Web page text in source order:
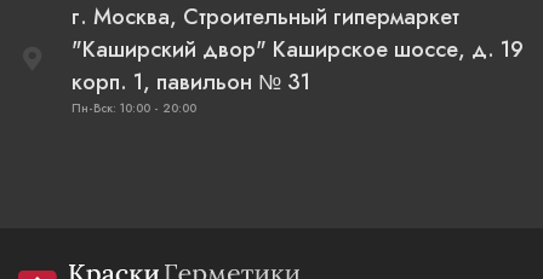
г. Москва, Строительный гипермаркет
"Каширский двор" Каширское шоссе, д. 19
корп. 1, павильон № 31
Пн-Вск: 10:00 - 20:00